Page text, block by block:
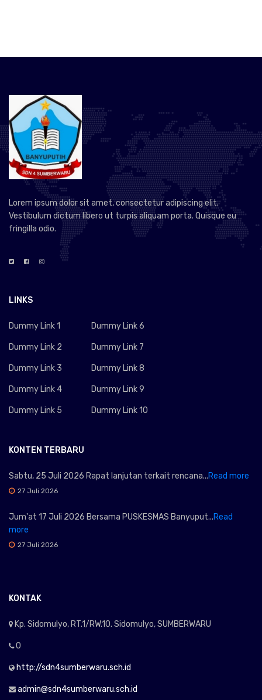
Lorem ipsum dolor sit amet, consectetur adipiscing elit.
Vestibulum dictum libero ut turpis aliquam porta. Quisque eu
fringilla odio.
LINKS
Dummy Link 1
Dummy Link 2
Dummy Link 3
Dummy Link 4
Dummy Link 5
Dummy Link 6
Dummy Link 7
Dummy Link 8
Dummy Link 9
Dummy Link 10
KONTEN TERBARU
Sabtu, 25 Juli 2026 Rapat lanjutan terkait rencana...Read more
27 Juli 2026
Jum'at 17 Juli 2026 Bersama PUSKESMAS Banyuput...Read
more
27 Juli 2026
KONTAK
Kp. Sidomulyo, RT.1/RW.10. Sidomulyo, SUMBERWARU
0
http://sdn4sumberwaru.sch.id
admin@sdn4sumberwaru.sch.id